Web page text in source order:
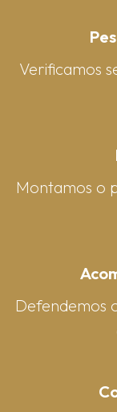
Verificamos
Montamos o
Defendemos